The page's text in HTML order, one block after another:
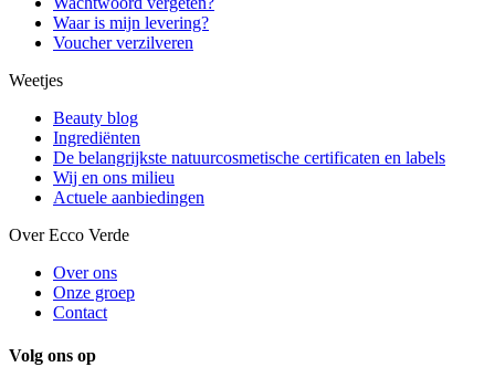
Waar is mijn levering?
Voucher verzilveren
Weetjes
Beauty blog
Ingrediënten
De belangrijkste natuurcosmetische certificaten en labels
Wij en ons milieu
Actuele aanbiedingen
Over Ecco Verde
Over ons
Onze groep
Contact
Volg ons op